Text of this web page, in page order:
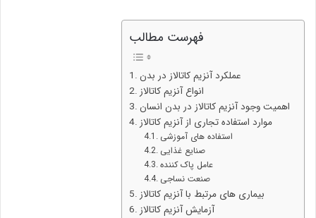
فهرست مطالب
عملکرد آنزیم کاتالاز در بدن
انواع آنزیم کاتالاز
اهمیت وجود آنزیم کاتالاز در بدن انسان
موارد استفاده تجاری از آنزیم کاتالاز
استفاده های آموزشی
صنایع غذایی
عامل پاک کننده
صنعت نساجی
بیماری های مرتبط با آنزیم کاتالاز
آزمایش آنزیم کاتالاز